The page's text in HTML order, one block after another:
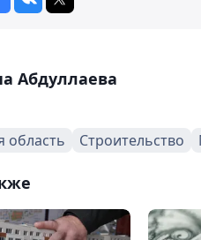
Абдуллаева
область Строительство